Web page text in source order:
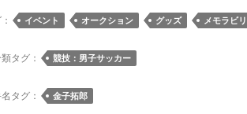
拓
イベント オークション グッズ メモラビ
タグ： 競技：男子サッカー
タグ： 金子拓郎